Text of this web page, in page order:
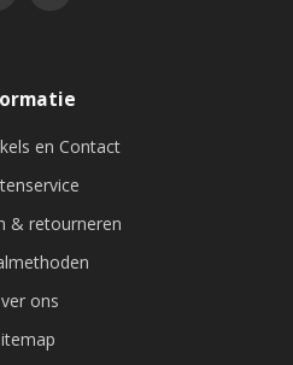
en Contact
& retourneren
ons